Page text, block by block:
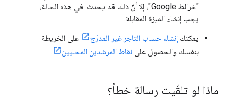
"خرائط Google"، إلا أنّ ذلك قد يحدث. في هذه الحالة،
يجب إنشاء الميزة المقابلة.
يمكنك إنشاء حساب التاجر غير المدرَج
على الخريطة
بنفسك والحصول على نقاط المرشدين المحليين .
ماذا لو تلقّيت رسالة خطأ؟